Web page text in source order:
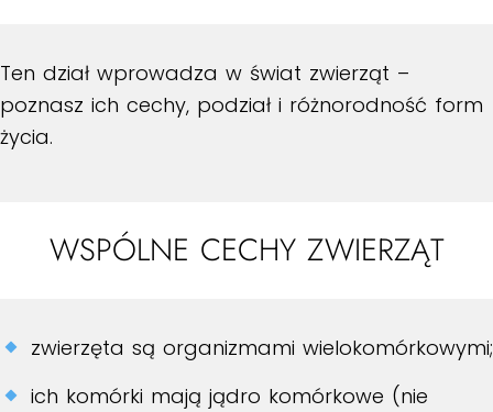
Ten dział wprowadza w świat zwierząt –
poznasz ich cechy, podział i różnorodność form
życia.
WSPÓLNE CECHY ZWIERZĄT
zwierzęta są organizmami wielokomórkowymi;
ich komórki mają jądro komórkowe (nie